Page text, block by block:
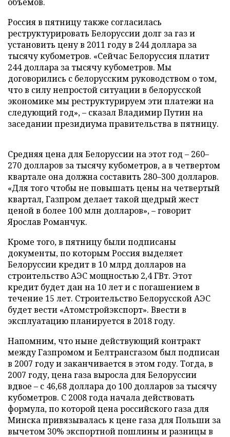
Россия в пятницу также согласилась
реструктурировать Белоруссии долг за газ и
установить цену в 2011 году в 244 доллара за
тысячу кубометров. «Сейчас Белоруссия платит
244 доллара за тысячу кубометров. Мы
договорились с белорусским руководством о том,
что в силу непростой ситуации в белорусской
экономике мы реструктурируем эти платежи на
следующий год», – сказал Владимир Путин на
заседании президиума правительства в пятницу.
Средняя цена для Белоруссии на этот год – 260–
270 долларов за тысячу кубометров, а в четвертом
квартале она должна составить 280–300 долларов.
«Для того чтобы не повышать цены на четвертый
квартал, Газпром делает такой щедрый жест
ценой в более 100 млн долларов», – говорит
Ярослав Романчук.
Кроме того, в пятницу были подписаны
документы, по которым Россия выделяет
Белоруссии кредит в 10 млрд долларов на
строительство АЭС мощностью 2,4 ГВт. Этот
кредит будет дан на 10 лет и с погашением в
течение 15 лет. Строительство Белорусской АЭС
будет вести «Атомстройэкспорт». Ввести в
эксплуатацию планируется в 2018 году.
Напомним, что ныне действующий контракт
между Газпромом и Белтрансгазом был подписан
в 2007 году и заканчивается в этом году. Тогда, в
2007 году, цена газа выросла для Белоруссии
вдвое – с 46,68 доллара до 100 долларов за тысячу
кубометров. С 2008 года начала действовать
формула, по которой цена российского газа для
Минска привязывалась к цене газа для Польши за
вычетом 30% экспортной пошлины и разницы в